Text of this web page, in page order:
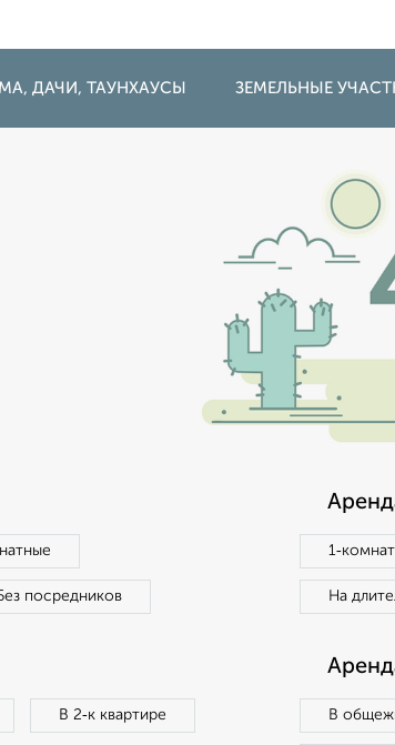
ДАЧИ, ТАУНХАУСЫ ЗЕМЕЛЬНЫЕ
посредников На
В 2‑к квартире В